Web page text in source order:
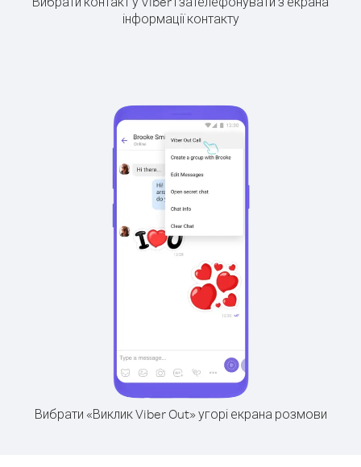
інформації контакту
Вибрати «Виклик Viber Out» угорі екрана розмови